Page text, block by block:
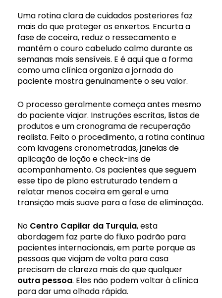
Uma rotina clara de cuidados posteriores faz
mais do que proteger os enxertos. Encurta a
fase de coceira, reduz o ressecamento e
mantém o couro cabeludo calmo durante as
semanas mais sensíveis. E é aqui que a forma
como uma clínica organiza a jornada do
paciente mostra genuinamente o seu valor.
O processo geralmente começa antes mesmo
do paciente viajar. Instruções escritas, listas de
produtos e um cronograma de recuperação
realista. Feito o procedimento, a rotina continua
com lavagens cronometradas, janelas de
aplicação de loção e check-ins de
acompanhamento. Os pacientes que seguem
esse tipo de plano estruturado tendem a
relatar menos coceira em geral e uma
transição mais suave para a fase de eliminação.
No Centro Capilar da Turquia, esta
abordagem faz parte do fluxo padrão para
pacientes internacionais, em parte porque as
pessoas que viajam de volta para casa
precisam de clareza mais do que qualquer
outra pessoa. Eles não podem voltar à clínica
para dar uma olhada rápida.